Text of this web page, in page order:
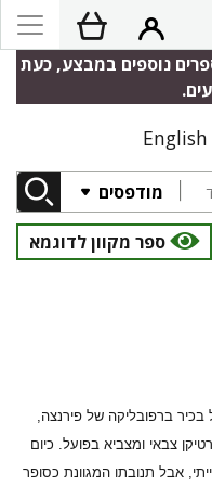
נוספים במבצע, כעת
English
מודפסים
ספר מקוון לדוגמא
ממשל בכיר ברפובליקה של פירנצה,
צבאי ומצביא בפועל. כיום
אבל תנובתו המגוונת כסופר